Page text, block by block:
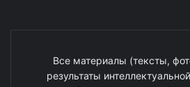
Все материалы (тексты,
результаты